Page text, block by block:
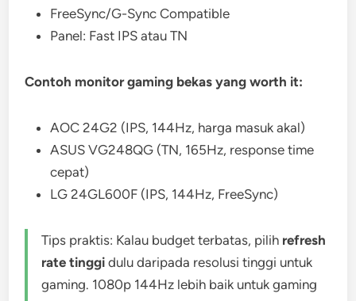
FreeSync/G-Sync Compatible
Panel: Fast IPS atau TN
Contoh monitor gaming bekas yang worth it:
AOC 24G2 (IPS, 144Hz, harga masuk akal)
ASUS VG248QG (TN, 165Hz, response time
cepat)
LG 24GL600F (IPS, 144Hz, FreeSync)
Tips praktis: Kalau budget terbatas, pilih refresh
rate tinggi dulu daripada resolusi tinggi untuk
gaming. 1080p 144Hz lebih baik untuk gaming